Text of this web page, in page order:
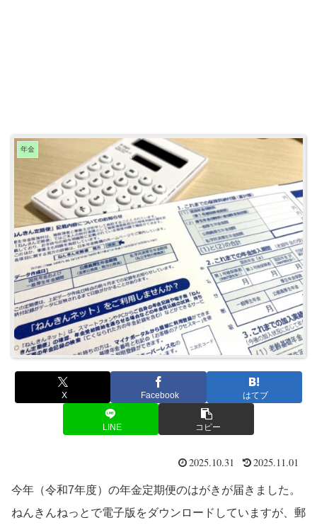
年金
X Facebook はてブ
LINE コピー
2025.10.31 2025.11.01
今年（令和7年度）の年金定期便のはがきが届きました。
ねんきんねっとで電子版をダウンロードしていますが、郵